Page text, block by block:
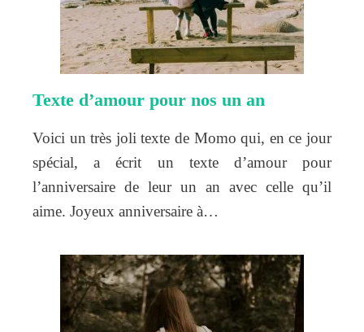
Texte d’amour pour nos un an
Voici un très joli texte de Momo qui, en ce jour
spécial, a écrit un texte d’amour pour
l’anniversaire de leur un an avec celle qu’il
aime. Joyeux anniversaire à…